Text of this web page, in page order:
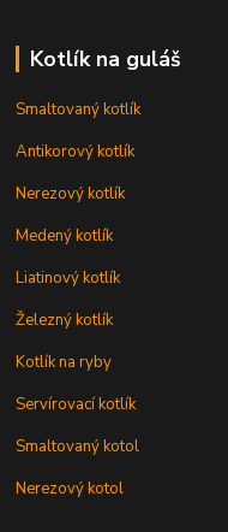
Kotlík na guláš
Smaltovaný kotlík
Antikorový kotlík
Nerezový kotlík
Medený kotlík
Liatinový kotlík
Železný kotlík
Kotlík na ryby
Servírovací kotlík
Smaltovaný kotol
Nerezový kotol